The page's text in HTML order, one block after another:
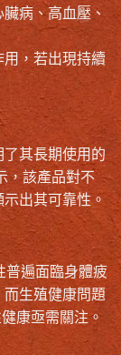
病、高血壓、
，若出現持續
其長期使用的
，該產品對不
出其可靠性。
普遍面臨身體疲
生殖健康問題
康亟需關注。